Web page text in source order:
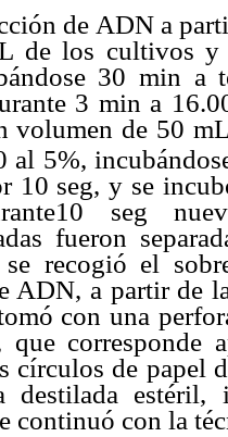
de ADN a
de los cultivos y
30 min a
3 min a
volumen de 50 m
al 5%,
10 seg, y se
seg
fueron
recogió el
ADN, a partir de
con una
que corresponde
círculos de papel
destilada estéril,
continuó con la